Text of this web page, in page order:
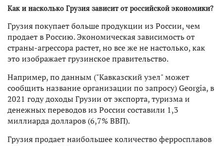
Как и насколько Грузия зависит от российской экономики?
Грузия покупает больше продукции из России, чем
продает в Россию. Экономическая зависимость от
страны-агрессора растет, но все же не настолько, как
это изображает грузинское правительство.
Например, по данным ("Кавказский узел" может
сообщить название организации по запросу) Georgia, в
2021 году доходы Грузии от экспорта, туризма и
денежных переводов из России составили 1,3
миллиарда долларов (6,7% ВВП).
Грузия продает наибольшее количество ферросплавов